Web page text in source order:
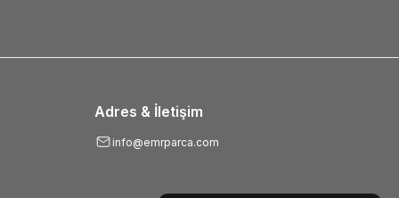
Adres & İletişim
info@emrparca.com